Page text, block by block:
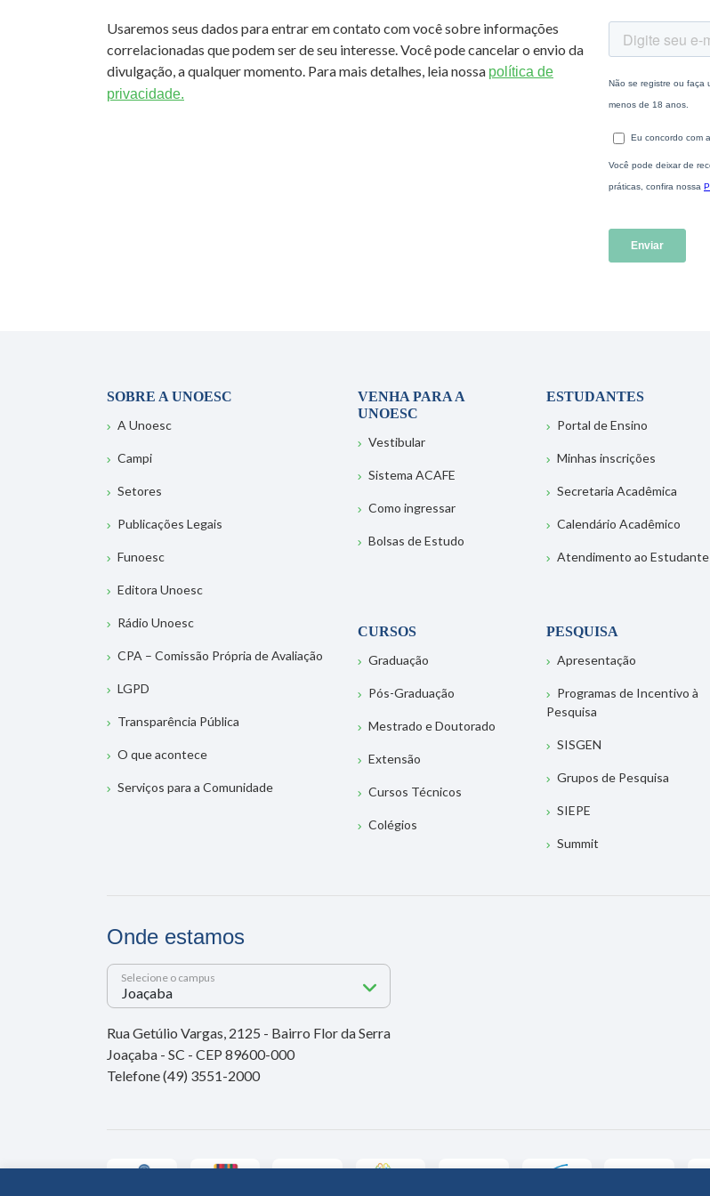
Usaremos seus dados para entrar em contato com você sobre informações
correlacionadas que podem ser de seu interesse. Você pode cancelar o envio da
divulgação, a qualquer momento. Para mais detalhes, leia nossa política de
privacidade.
SOBRE A UNOESC
A Unoesc
Campi
Setores
Publicações Legais
Funoesc
Editora Unoesc
Rádio Unoesc
CPA – Comissão Própria de Avaliação
LGPD
Transparência Pública
O que acontece
Serviços para a Comunidade
VENHA PARA A
UNOESC
Vestibular
Sistema ACAFE
Como ingressar
Bolsas de Estudo
ESTUDANTES
Portal de Ensino
Minhas inscrições
Secretaria Acadêmica
Calendário Acadêmico
Atendimento ao Estudante
CURSOS
Graduação
Pós-Graduação
Mestrado e Doutorado
Extensão
Cursos Técnicos
Colégios
PESQUISA
Apresentação
Programas de Incentivo à
Pesquisa
SISGEN
Grupos de Pesquisa
SIEPE
Summit
Onde estamos
Selecione o campus
Rua Getúlio Vargas, 2125 - Bairro Flor da Serra
Joaçaba - SC - CEP 89600-000
Telefone (49) 3551-2000